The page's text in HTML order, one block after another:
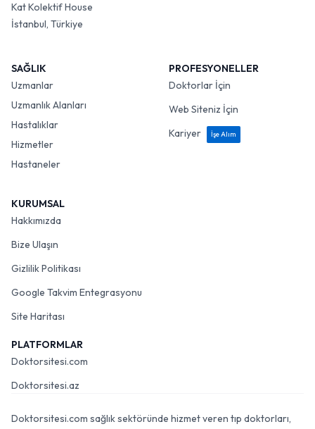
Kat Kolektif House
İstanbul, Türkiye
SAĞLIK
Uzmanlar
Uzmanlık Alanları
Hastalıklar
Hizmetler
Hastaneler
PROFESYONELLER
Doktorlar İçin
Web Siteniz İçin
Kariyer
İşe Alım
KURUMSAL
Hakkımızda
Bize Ulaşın
Gizlilik Politikası
Google Takvim Entegrasyonu
Site Haritası
PLATFORMLAR
Doktorsitesi.com
Doktorsitesi.az
Doktorsitesi.com sağlık sektöründe hizmet veren tıp doktorları,